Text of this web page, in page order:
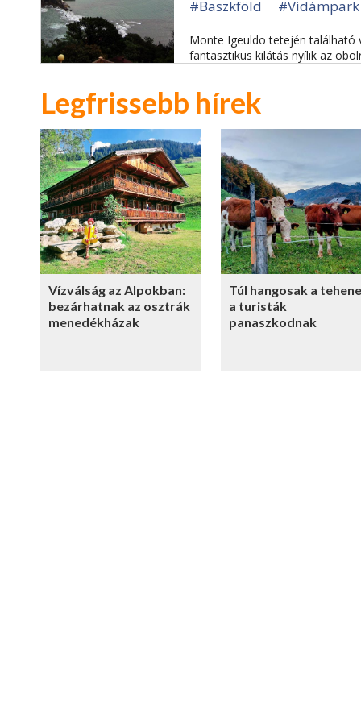
#Baszkföld #Vidámpark
Monte Igeuldo tetején található
fantasztikus kilátás nyílik az
Legfrissebb hírek
Vízválság az Alpokban:
bezárhatnak az osztrák
menedékházak
Túl hangosak a
a turisták
panaszkodnak